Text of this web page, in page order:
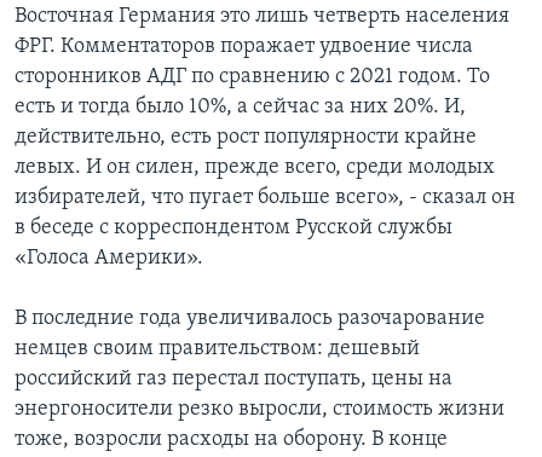
Восточная Германия это лишь четверть населения
ФРГ. Комментаторов поражает удвоение числа
сторонников АДГ по сравнению с 2021 годом. То
есть и тогда было 10%, а сейчас за них 20%. И,
действительно, есть рост популярности крайне
левых. И он силен, прежде всего, среди молодых
избирателей, что пугает больше всего», - сказал он
в беседе с корреспондентом Русской службы
«Голоса Америки».
В последние года увеличивалось разочарование
немцев своим правительством: дешевый
российский газ перестал поступать, цены на
энергоносители резко выросли, стоимость жизни
тоже, возросли расходы на оборону. В конце